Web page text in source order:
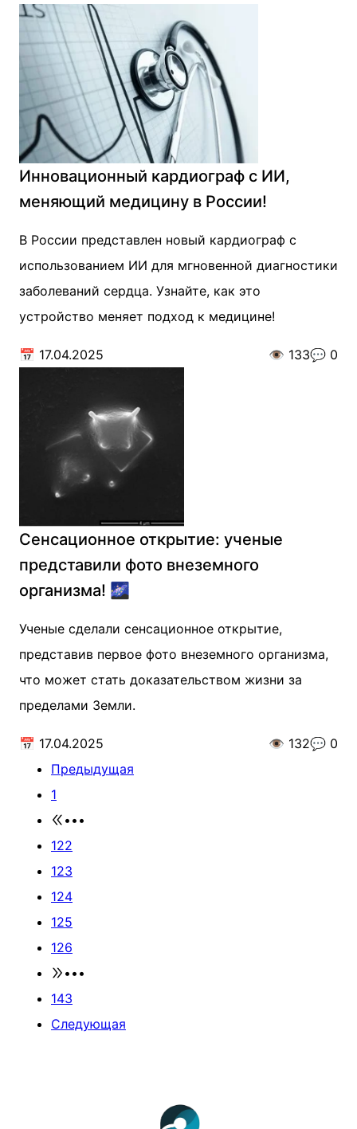
Инновационный кардиограф с ИИ,
меняющий медицину в России!
В России представлен новый кардиограф с
использованием ИИ для мгновенной диагностики
заболеваний сердца. Узнайте, как это
устройство меняет подход к медицине!
📅 17.04.2025 👁️ 133💬 0
Сенсационное открытие: ученые
представили фото внеземного
организма! 🌌
Ученые сделали сенсационное открытие,
представив первое фото внеземного организма,
что может стать доказательством жизни за
пределами Земли.
📅 17.04.2025 👁️ 132💬 0
Предыдущая
1
•••
122
123
124
125
126
•••
143
Следующая